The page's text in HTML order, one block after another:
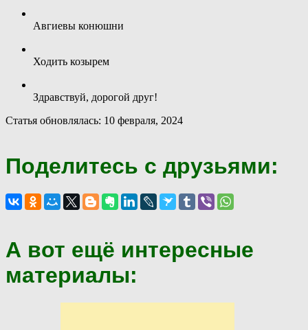
Авгиевы конюшни
Ходить козырем
Здравствуй, дорогой друг!
Статья обновлялась: 10 февраля, 2024
Поделитесь с друзьями:
А вот ещё интересные
материалы: